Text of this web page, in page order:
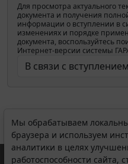
Для просмотра актуального
документа и получения
информации о вступлении в
изменениях и порядке
документа, воспользуйтесь
Интернет-версии системы
Мы обрабатываем
браузера и используем
аналитики в целях
работоспособности сайта,